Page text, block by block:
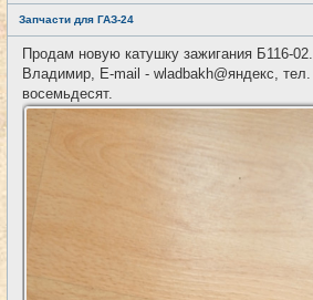
т
и
Запчасти для ГАЗ-24
Продам новую катушку зажигания Б116-
Владимир, E-mail - wladbakh@яндекс,
восемьдесят.